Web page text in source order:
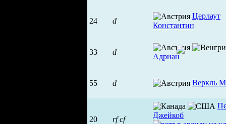
24 d
Церлаут
Константин
33 d
Адриан
55 d Веркль
20 rf cf
Джейкоб